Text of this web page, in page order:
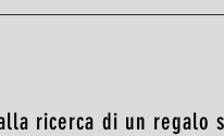
ricerca di un regalo